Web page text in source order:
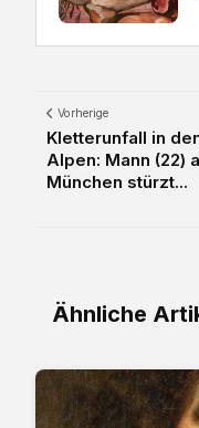
Vorherige
Kletterunfall in
Alpen: Mann (22)
München stürzt...
Ähnliche